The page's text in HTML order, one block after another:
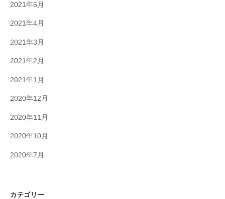
2021年6月
2021年4月
2021年3月
2021年2月
2021年1月
2020年12月
2020年11月
2020年10月
2020年7月
カテゴリー